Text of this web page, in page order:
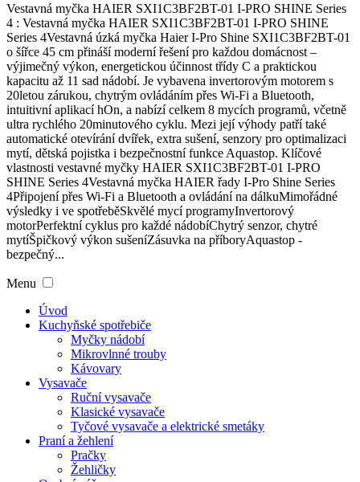
Vestavná myčka HAIER SXI1C3BF2BT-01 I-PRO SHINE Series
4 : Vestavná myčka HAIER SXI1C3BF2BT-01 I-PRO SHINE
Series 4Vestavná úzká myčka Haier I-Pro Shine SXI1C3BF2BT-01
o šířce 45 cm přináší moderní řešení pro každou domácnost –
výjimečný výkon, energetickou účinnost třídy C a praktickou
kapacitu až 11 sad nádobí. Je vybavena invertorovým motorem s
20letou zárukou, chytrým ovládáním přes Wi-Fi a Bluetooth,
intuitivní aplikací hOn, a nabízí celkem 8 mycích programů, včetně
ultra rychlého 20minutového cyklu. Mezi její výhody patří také
automatické otevírání dvířek, extra sušení, senzory pro optimalizaci
mytí, dětská pojistka i bezpečnostní funkce Aquastop. Klíčové
vlastnosti vestavné myčky HAIER SXI1C3BF2BT-01 I-PRO
SHINE Series 4Vestavná myčka HAIER řady I-Pro Shine Series
4Připojení přes Wi-Fi a Bluetooth a ovládání na dálkuMimořádné
výsledky i ve spotřeběSkvělé mycí programyInvertorový
motorPerfektní cyklus pro každé nádobíChytrý senzor, chytré
mytíŠpičkový výkon sušeníZásuvka na příboryAquastop -
bezpečný...
Menu
Úvod
Kuchyňské spotřebiče
Myčky nádobí
Mikrovlnné trouby
Kávovary
Vysavače
Ruční vysavače
Klasické vysavače
Tyčové vysavače a elektrické smetáky
Praní a žehlení
Pračky
Žehličky